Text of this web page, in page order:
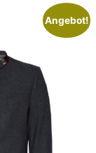
Angebot!